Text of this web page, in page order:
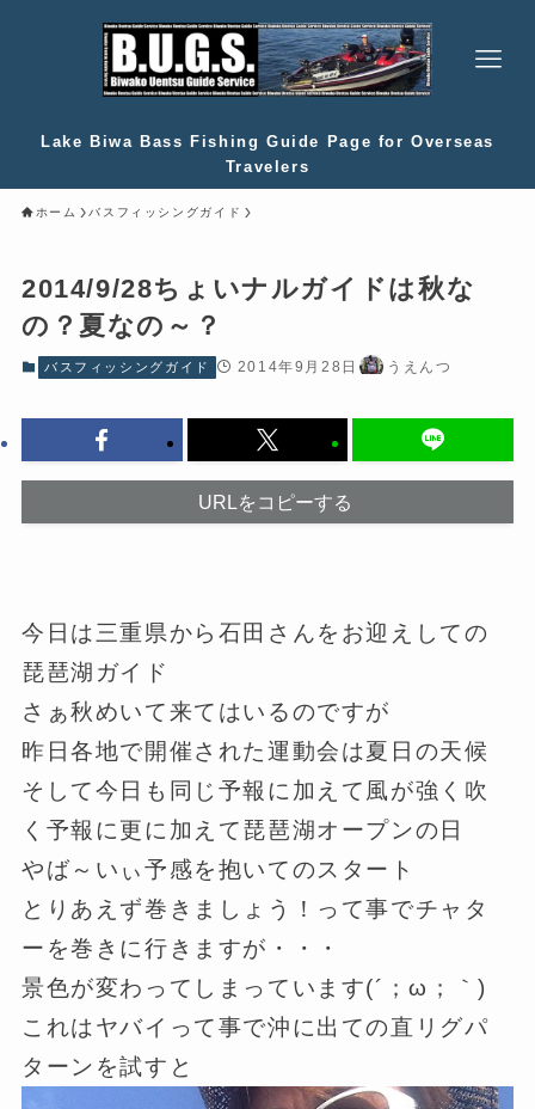
Lake Biwa Bass Fishing Guide Page for Overseas
Travelers
ホーム バスフィッシングガイド
2014/9/28ちょいナルガイドは秋な
の？夏なの～？
バスフィッシングガイド 2014年9月28日 うえんつ
URLをコピーする
今日は三重県から石田さんをお迎えしての
琵琶湖ガイド
さぁ秋めいて来てはいるのですが
昨日各地で開催された運動会は夏日の天候
そして今日も同じ予報に加えて風が強く吹
く予報に更に加えて琵琶湖オープンの日
やば～いぃ予感を抱いてのスタート
とりあえず巻きましょう！って事でチャタ
ーを巻きに行きますが・・・
景色が変わってしまっています(´；ω；｀)
これはヤバイって事で沖に出ての直リグパ
ターンを試すと